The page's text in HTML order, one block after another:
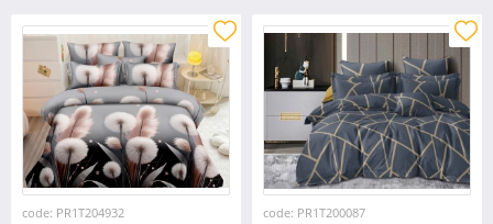
code: PR1T204932 code: PR1T200087